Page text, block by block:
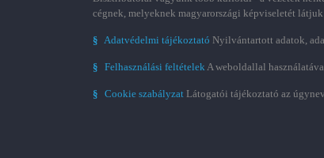
cégnek, melyeknek magyarországi képviseletét
§ Adatvédelmi tájékoztató Nyilvántartott adatok,
§ Felhasználási feltételekA weboldallal
§ Cookie szabályzat Látogatói tájékoztató az